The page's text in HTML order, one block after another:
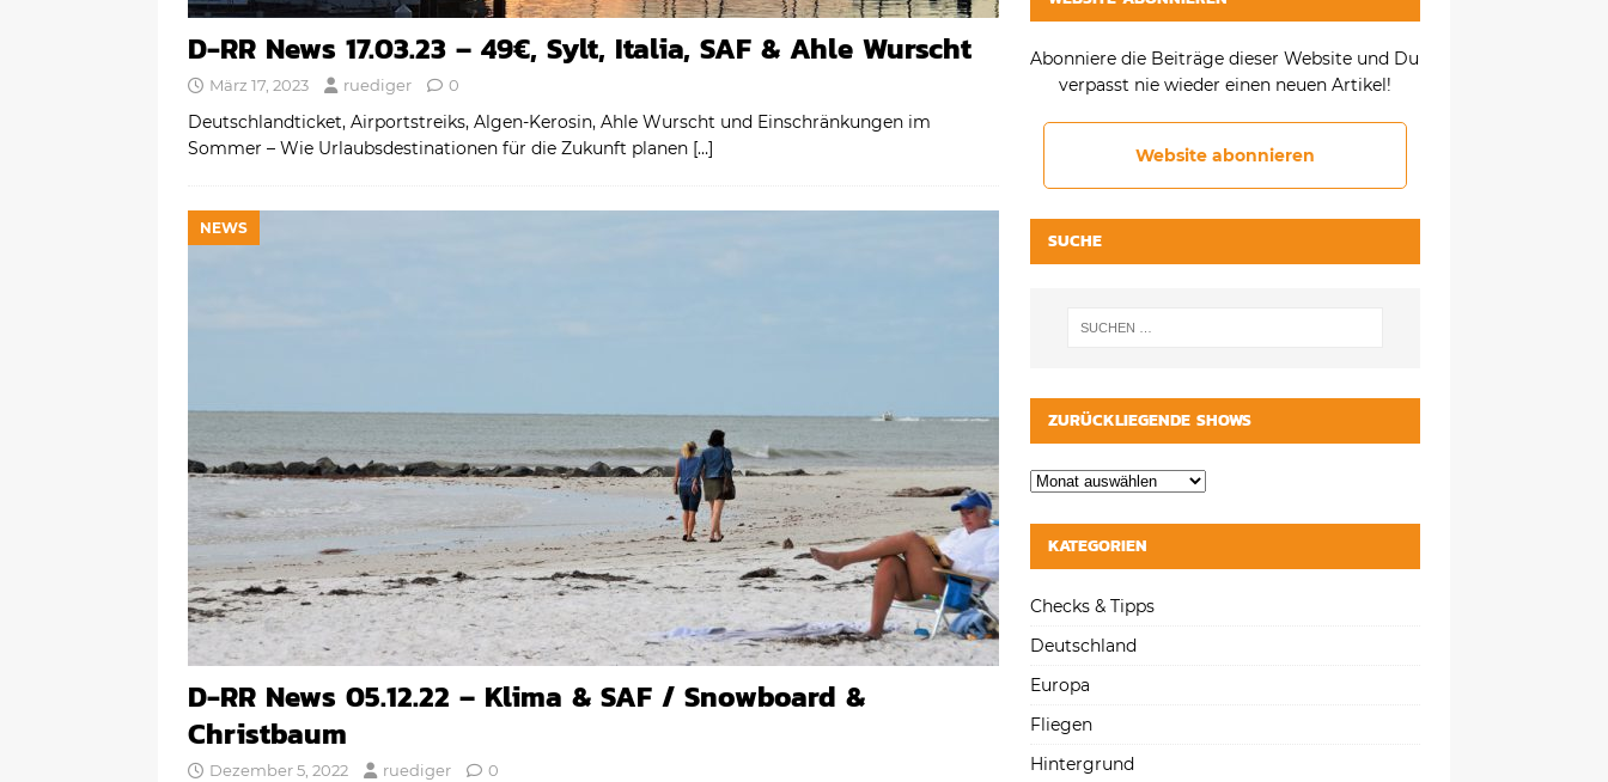
D-RR News 17.03.23 – 49€, Sylt, Italia, SAF & Ahle Wurscht
März 17, 2023 ruediger 0
Deutschlandticket, Airportstreiks, Algen-Kerosin, Ahle Wurscht und Einschränkungen im
Sommer – Wie Urlaubsdestinationen für die Zukunft planen […]
NEWS
D-RR News 05.12.22 – Klima & SAF / Snowboard &
Christbaum
Dezember 5, 2022 ruediger 0
Abonniere die Beiträge dieser Website und Du
verpasst nie wieder einen neuen Artikel!
Website abonnieren
SUCHE
ZURÜCKLIEGENDE SHOWS
KATEGORIEN
Checks & Tipps
Deutschland
Europa
Fliegen
Hintergrund